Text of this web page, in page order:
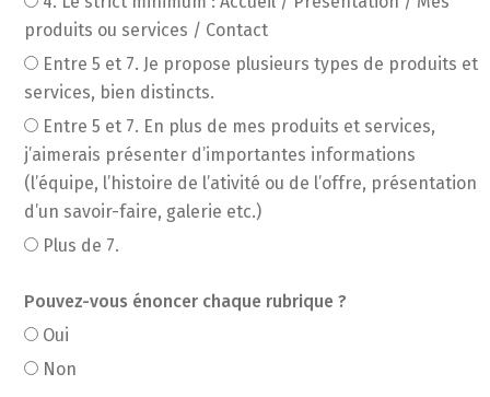
produits ou services / Contact
Entre 5 et 7. Je propose plusieurs types de produits et
services, bien distincts.
Entre 5 et 7. En plus de mes produits et services,
j’aimerais présenter d’importantes informations
(l’équipe, l’histoire de l’ativité ou de l’offre, présentation
d’un savoir-faire, galerie etc.)
Plus de 7.
Pouvez-vous énoncer chaque rubrique ?
Oui
Non